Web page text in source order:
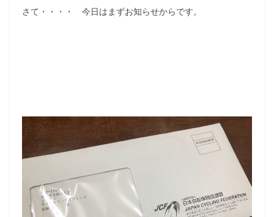
さて・・・・ 今日はまずお知らせからです。